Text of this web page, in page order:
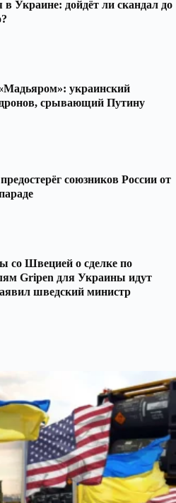
Украине: дойдёт ли скандал до
украинский
срывающий Путину
союзников России от
со Швецией о сделке по
Gripen для Украины идут
шведский министр